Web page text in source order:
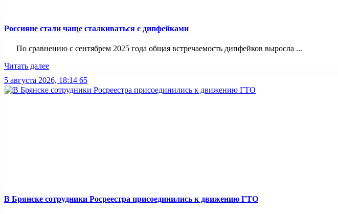
Россияне стали чаще сталкиваться с дипфейками
По сравнению с сентябрем 2025 года общая встречаемость дипфейков выросла ...
Читать далее
5 августа 2026, 18:14 65
В Брянске сотрудники Росреестра присоединились к движению ГТО